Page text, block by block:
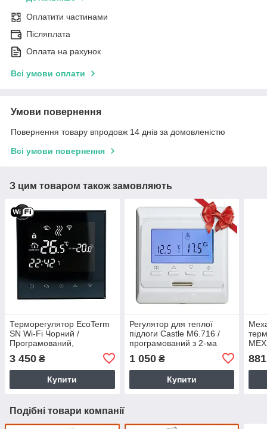
Оплатити частинами
Післяплата
Оплата на рахунок
Всі умови оплати
Умови повернення
Повернення товару впродовж 14 днів за домовленістю
Всі умови повернення
З цим товаром також замовляють
Терморегулятор EcoTerm
SN Wi-Fi Чорний /
Програмований,
підлоги
3 450 ₴
Купити
Регулятор для теплої
підлоги Castle M6.716 /
програмований з 2-ма
датчиками температури
1 050₴
Купити
МЕХ
881
Подібні товари компанії